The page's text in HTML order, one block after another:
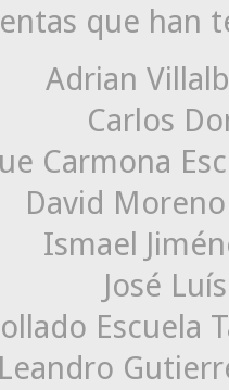
que han
Adrian
Carlos
Carmona
David
Ismael
José
Escuela
Leandro